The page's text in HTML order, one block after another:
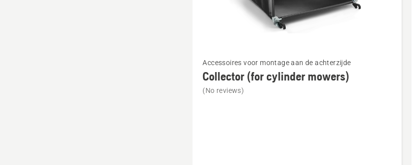
meer
details
over
Accessoires voor montage aan de achterzijde
Collector (for cylinder mowers)
(No reviews)